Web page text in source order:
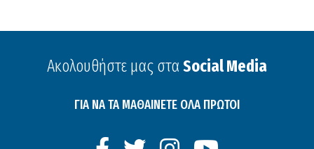
Ακολουθήστε μας στα Social Media
ΓΙΑ ΝΑ ΤΑ ΜΑΘΑΙΝΕΤΕ ΟΛΑ ΠΡΩΤΟΙ